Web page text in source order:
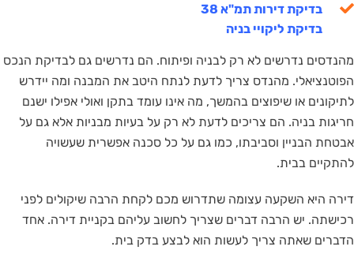
בדיקת דירות תמ"א 38
בדיקת ליקויי בניה
מהנדסים נדרשים לא רק לבניה ופיתוח. הם נדרשים גם לבדיקת הנכס
הפוטנציאלי. מהנדס צריך לדעת לנתח היטב את המבנה ומה יידרש
לתיקונים או שיפוצים בהמשך, מה אינו עומד בתקן ואולי אפילו ישנם
חריגות בניה. הם צריכים לדעת לא רק על בעיות מבניות אלא גם על
אבטחת הבניין וסביבתו, כמו גם על כל סכנה אפשרית שעשויה
להתקיים בבית.
דירה היא השקעה עצומה שתדרוש מכם לקחת הרבה שיקולים לפני
רכישתה. יש הרבה דברים שצריך לחשוב עליהם בקניית דירה. אחד
הדברים שאתה צריך לעשות הוא לבצע בדק בית.